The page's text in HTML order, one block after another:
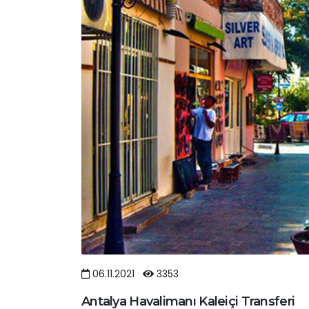
06.11.2021 3353
Antalya Havalimanı Kaleiçi Transferi